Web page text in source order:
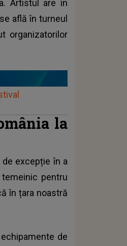
Artistul are în
află în turneul
organizatorilor
la
excepție în a
pentru
în țara noastră
de